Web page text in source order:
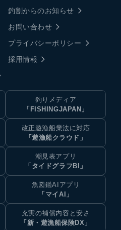
釣割からのお知らせ
お問い合わせ
プライバシーポリシー
採用情報
釣りメディア
「FISHINGJAPAN」
改正遊漁船業法に対応
「遊漁船クラウド」
潮見表アプリ
「タイドグラフBI」
魚図鑑AIアプリ
「マイAI」
充実の補償内容と安さ
「新・遊漁船保険DX」